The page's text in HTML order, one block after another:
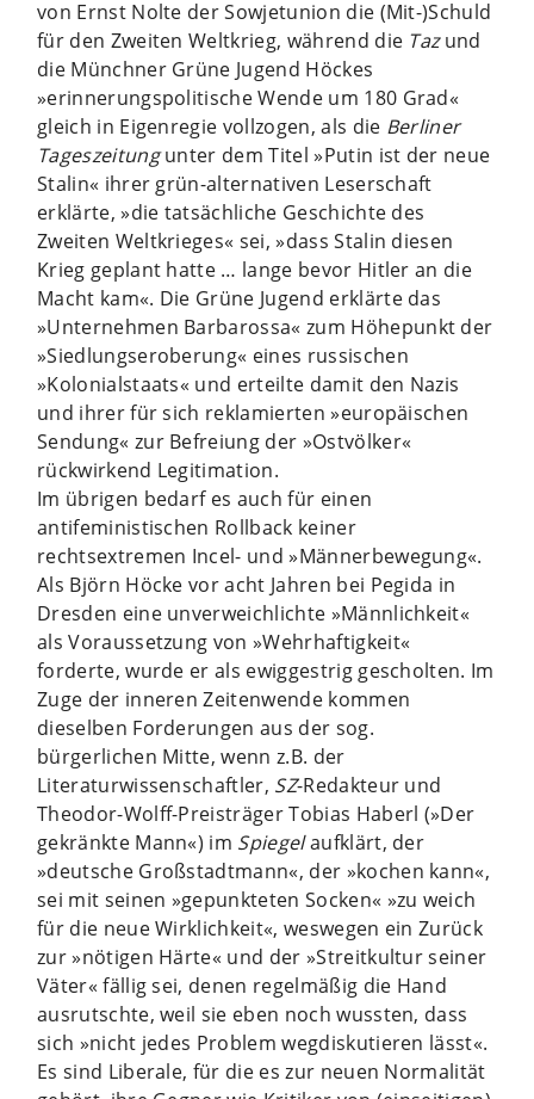
von Ernst Nolte der Sowjetunion die (Mit-)Schuld
für den Zweiten Weltkrieg, während die Tazund
die Münchner Grüne Jugend Höckes
»erinnerungspolitische Wende um 180 Grad«
gleich in Eigenregie vollzogen, als die Berliner
Tageszeitungunter dem Titel »Putin ist der neue
Stalin« ihrer grün-alternativen Leserschaft
erklärte, »die tatsächliche Geschichte des
Zweiten Weltkrieges« sei, »dass Stalin diesen
Krieg geplant hatte … lange bevor Hitler an die
Macht kam«. Die Grüne Jugend erklärte das
»Unternehmen Barbarossa« zum Höhepunkt der
»Siedlungseroberung« eines russischen
»Kolonialstaats« und erteilte damit den Nazis
und ihrer für sich reklamierten »europäischen
Sendung« zur Befreiung der »Ostvölker«
rückwirkend Legitimation.
Im übrigen bedarf es auch für einen
antifeministischen Rollback keiner
rechtsextremen Incel- und »Männerbewegung«.
Als Björn Höcke vor acht Jahren bei Pegida in
Dresden eine unverweichlichte »Männlichkeit«
als Voraussetzung von »Wehrhaftigkeit«
forderte, wurde er als ewiggestrig gescholten. Im
Zuge der inneren Zeitenwende kommen
dieselben Forderungen aus der sog.
bürgerlichen Mitte, wenn z.B. der
Literaturwissenschaftler, SZ-Redakteur und
Theodor-Wolff-Preisträger Tobias Haberl (»Der
gekränkte Mann«) im Spiegelaufklärt, der
»deutsche Großstadtmann«, der »kochen kann«,
sei mit seinen »gepunkteten Socken« »zu weich
für die neue Wirklichkeit«, weswegen ein Zurück
zur »nötigen Härte« und der »Streitkultur seiner
Väter« fällig sei, denen regelmäßig die Hand
ausrutschte, weil sie eben noch wussten, dass
sich »nicht jedes Problem wegdiskutieren lässt«.
Es sind Liberale, für die es zur neuen Normalität